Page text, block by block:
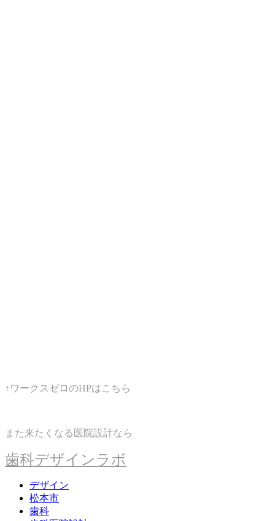
↑ワークスゼロのHPはこちら
また来たくなる医院設計なら
歯科デザインラボ
デザイン
松本市
歯科